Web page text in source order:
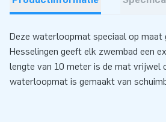
Deze waterloopmat speciaal op maat
Hesselingen geeft elk zwembad een
lengte van 10 meter is de mat vrijwel
waterloopmat is gemaakt van